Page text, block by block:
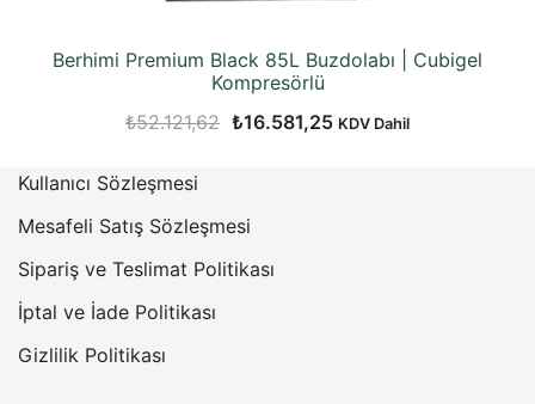
Berhimi Premium Black 85L Buzdolabı | Cubigel
Kompresörlü
₺52.121,62 Orijinal
₺16.581,25Şu
KDV Dahil
Kullanıcı Sözleşmesi
Mesafeli Satış Sözleşmesi
Sipariş ve Teslimat Politikası
İptal ve İade Politikası
Gizlilik Politikası